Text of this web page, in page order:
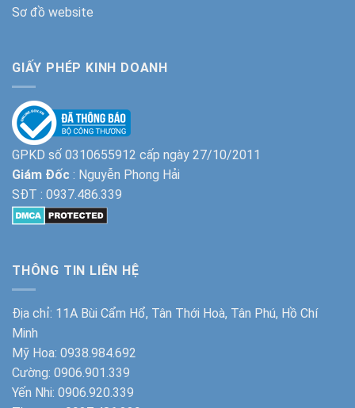
Sơ đồ website
GIẤY PHÉP KINH DOANH
GPKD số 0310655912 cấp ngày 27/10/2011
Giám Đốc : Nguyễn Phong Hải
SĐT : 0937.486.339
THÔNG TIN LIÊN HỆ
Địa chỉ: 11A Bùi Cẩm Hổ, Tân Thới Hoà, Tân Phú, Hồ Chí
Minh
Mỹ Hoa: 0938.984.692
Cường: 0906.901.339
Yến Nhi: 0906.920.339